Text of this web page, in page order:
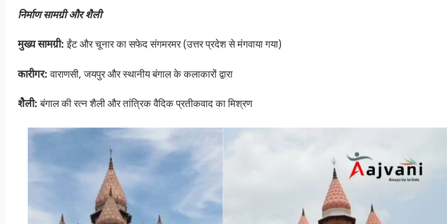
निर्माण सामग्री और शैली
मुख्य सामग्री:ईंट और चूनार का सफेद संगमरमर (उत्तर प्रदेश से मंगवाया गया)
कारीगर:वाराणसी, जयपुर और स्थानीय बंगाल के कलाकारों द्वारा
शैली:बंगाल की रत्न शैली और तांत्रिक वैदिक प्रतीकवाद का मिश्रण